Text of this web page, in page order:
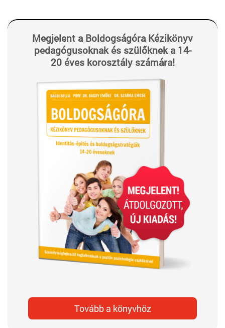
Megjelent a Boldogságóra Kézikönyv
pedagógusoknak és szülőknek a 14-
20 éves korosztály számára!
Tovább a könyvhöz